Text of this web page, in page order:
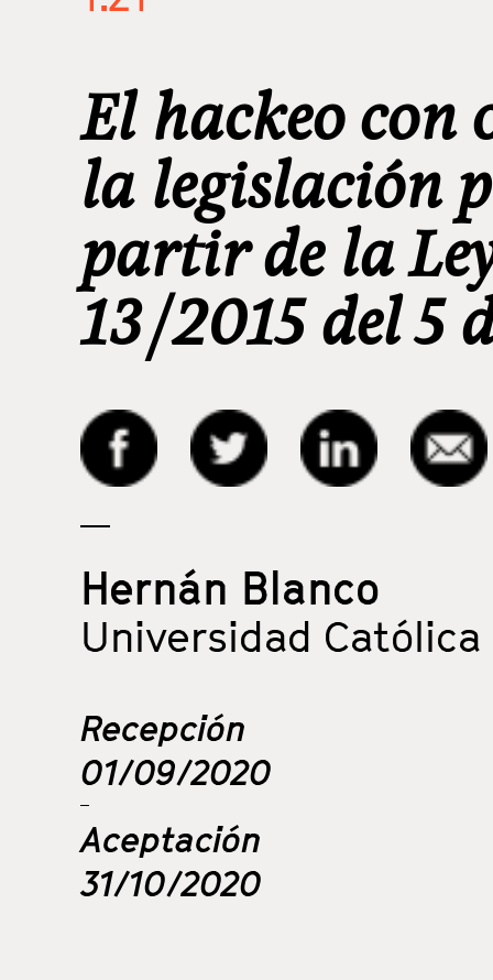
El hackeo
la legislación
partir de la
13/2015 del 5
Hernán Blanco
Universidad
Recepción
01/09/2020
Aceptación
31/10/2020